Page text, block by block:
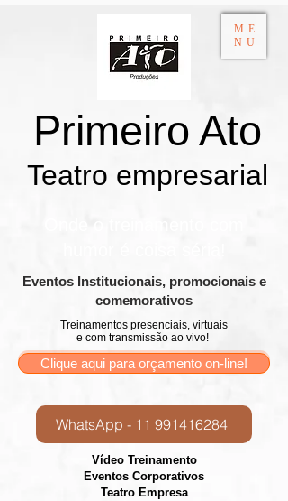
ME
NU
Primeiro Ato
Teatro empresarial​
​Eventos Institucionais, promocionais e
comemorativos
Treinamentos presenciais, virtuais
e com transmissão ao vivo!
Clique aqui para orçamento on-line!
WhatsApp - 11 991416284
Vídeo Treinamento
Eventos Corporativos
​Teatro Empresa